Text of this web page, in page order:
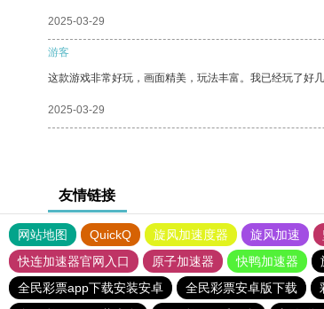
2025-03-29
游客
这款游戏非常好玩，画面精美，玩法丰富。我已经玩了好
2025-03-29
友情链接
网站地图 QuickQ 旋风加速度器 旋风加速
快连加速器官网入口
原子加速器 快鸭加速器
全民彩票app下载安装安卓
全民彩票安卓版下载